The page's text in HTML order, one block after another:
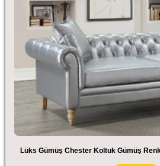
Lüks Gümüş Chester Koltuk Gümüş